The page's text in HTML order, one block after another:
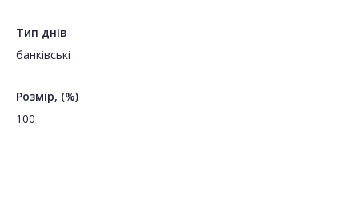
Тип днів
банківські
Розмір, (%)
100